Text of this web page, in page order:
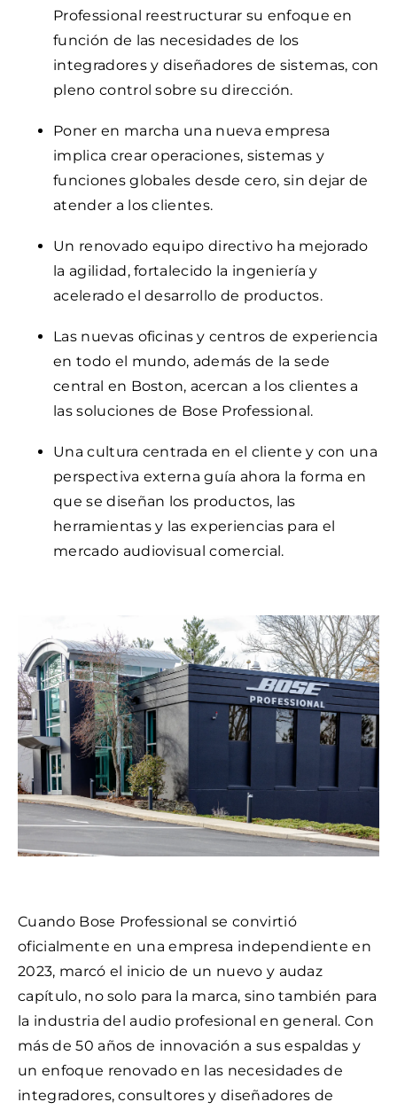
Professional reestructurar su enfoque en
función de las necesidades de los
integradores y diseñadores de sistemas, con
pleno control sobre su dirección.
Poner en marcha una nueva empresa
implica crear operaciones, sistemas y
funciones globales desde cero, sin dejar de
atender a los clientes.
Un renovado equipo directivo ha mejorado
la agilidad, fortalecido la ingeniería y
acelerado el desarrollo de productos.
Las nuevas oficinas y centros de experiencia
en todo el mundo, además de la sede
central en Boston, acercan a los clientes a
las soluciones de Bose Professional.
Una cultura centrada en el cliente y con una
perspectiva externa guía ahora la forma en
que se diseñan los productos, las
herramientas y las experiencias para el
mercado audiovisual comercial.
Cuando Bose Professional se convirtió
oficialmente en una empresa independiente en
2023, marcó el inicio de un nuevo y audaz
capítulo, no solo para la marca, sino también para
la industria del audio profesional en general. Con
más de 50 años de innovación a sus espaldas y
un enfoque renovado en las necesidades de
integradores, consultores y diseñadores de